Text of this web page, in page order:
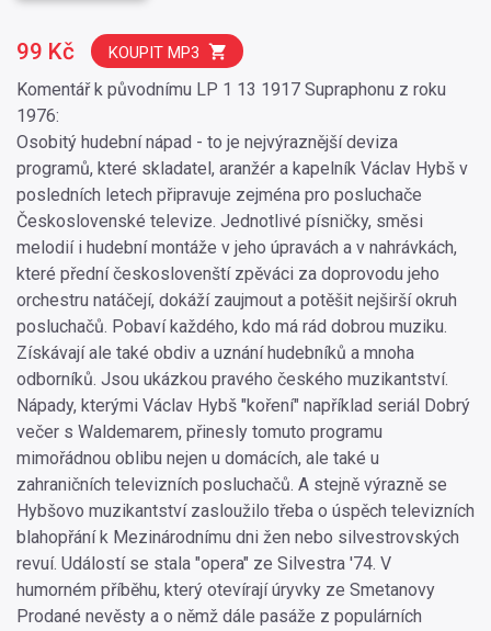
Komentář k původnímu LP 1 13 1917 Supraphonu z roku
1976:
Osobitý hudební nápad - to je nejvýraznější deviza
programů, které skladatel, aranžér a kapelník Václav Hybš v
posledních letech připravuje zejména pro posluchače
Československé televize. Jednotlivé písničky, směsi
melodií i hudební montáže v jeho úpravách a v nahrávkách,
které přední českoslovenští zpěváci za doprovodu jeho
orchestru natáčejí, dokáží zaujmout a potěšit nejširší okruh
posluchačů. Pobaví každého, kdo má rád dobrou muziku.
Získávají ale také obdiv a uznání hudebníků a mnoha
odborníků. Jsou ukázkou pravého českého muzikantství.
Nápady, kterými Václav Hybš "koření" například seriál Dobrý
večer s Waldemarem, přinesly tomuto programu
mimořádnou oblibu nejen u domácích, ale také u
zahraničních televizních posluchačů. A stejně výrazně se
Hybšovo muzikantství zasloužilo třeba o úspěch televizních
blahopřání k Mezinárodnímu dni žen nebo silvestrovských
revuí. Událostí se stala "opera" ze Silvestra '74. V
humorném příběhu, který otevírají úryvky ze Smetanovy
Prodané nevěsty a o němž dále pasáže z populárních
99 Kč KOUPIT MP3